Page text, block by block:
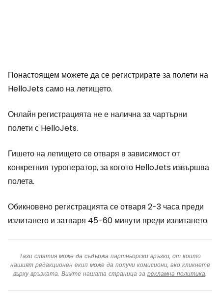
Понастоящем можете да се регистрирате за полети на
HelloJets само на летището.
Онлайн регистрацията не е налична за чартърни
полети с HelloJets.
Гишето на летището се отваря в зависимост от
конкретния туроператор, за когото HelloJets извършва
полета.
Обикновено регистрацията се отваря 2-3 часа преди
излитането и затваря 45-60 минути преди излитането.
Тази статия може да съдържа партньорски връзки, от които
нашият редакционен екип може да получи комисиони, ако кликнете
върху връзката. Вижте нашата страница за рекламна политика.